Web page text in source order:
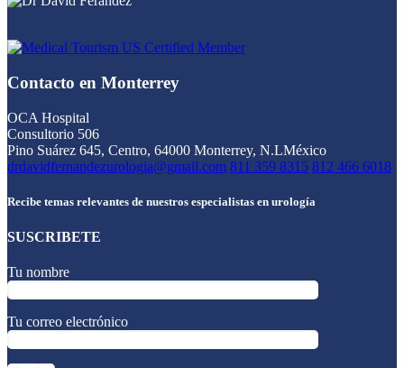
Contacto en Monterrey
OCA Hospital
Consultorio 506
Pino Suárez 645, Centro, 64000 Monterrey, N.LMéxico
drdavidfernandezurologia@gmail.com 811 359 8315 812 466 6018
Recibe temas relevantes de nuestros especialistas en urología
SUSCRIBETE
Tu nombre
Tu correo electrónico